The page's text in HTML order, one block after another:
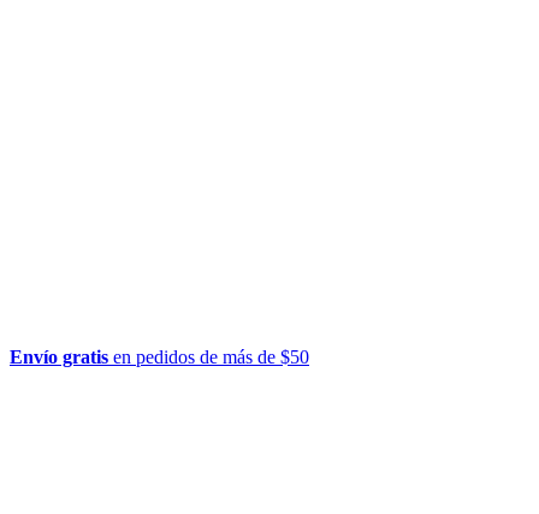
Envío gratis en pedidos de más de $50